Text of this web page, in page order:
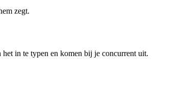
zegt.
in te typen en komen bij je concurrent uit.